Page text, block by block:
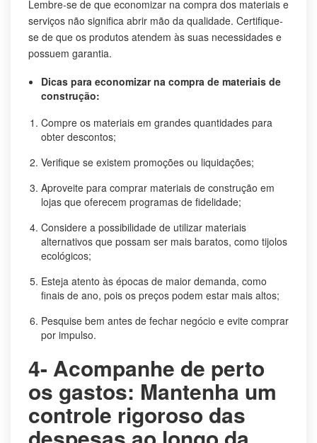
Lembre-se de que economizar na compra dos materiais e
serviços não significa abrir mão da qualidade. Certifique-
se de que os produtos atendem às suas necessidades e
possuem garantia.
Dicas para economizar na compra de materiais de
construção:
Compre os materiais em grandes quantidades para
obter descontos;
Verifique se existem promoções ou liquidações;
Aproveite para comprar materiais de construção em
lojas que oferecem programas de fidelidade;
Considere a possibilidade de utilizar materiais
alternativos que possam ser mais baratos, como tijolos
ecológicos;
Esteja atento às épocas de maior demanda, como
finais de ano, pois os preços podem estar mais altos;
Pesquise bem antes de fechar negócio e evite comprar
por impulso.
4- Acompanhe de perto
os gastos: Mantenha um
controle rigoroso das